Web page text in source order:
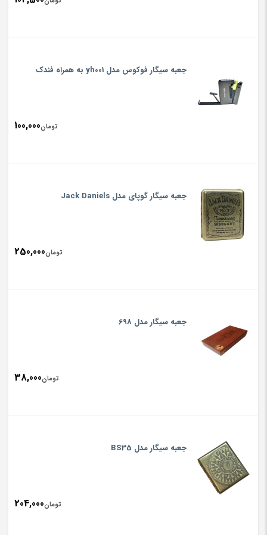
جعبه سیگار فوکوس مدل yh001 به همراه فندک
تومان100,000
جعبه سیگار گوپای مدل Jack Daniels
تومان250,000
جعبه سیگار مدل 698
تومان38,000
جعبه سیگار مدل BS35
تومان204,000